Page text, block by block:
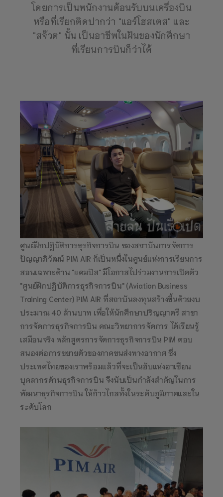
โดยการเป็นพนักงานต้อนรับบนเครื่องบิน
หรือที่เรียกติดปากว่า "แอร์โฮสเตส" และ
"สจ๊วต" นั้น เป็นอาชีพในฝันของนักศึกษา
ที่เรียนการบินก็ว่าได้
ศูนย์ฝึกปฏิบัติการธุรกิจการบิน ของสถาบันการจัดการ
ปัญญาภิวัฒน์ PIM AIR ก็เป็นหนึ่งในศูนย์แห่งการเรียนการ
สอนเฉพาะด้าน "แคมปัส" มีโอกาสไปร่วมงานการเปิดตัว
"ศูนย์ฝึกปฏิบัติการธุรกิจการบิน" (Aviation Business
Training Center) PIM AIR ที่สถาบันลงทุนสร้างขึ้นด้วยงบ
ประมาณ 40 ล้านบาท เพื่อให้นักศึกษาปริญญาตรี สาขา
การจัดการธุรกิจการบิน คณะวิทยาการจัดการ ได้เรียนรู้
เสมือนจริง หลักสูตรการจัดการธุรกิจการบิน PIM ตอบ
สนองต่อการขยายตัวของภาคขนส่งทางอากาศ ซึ่ง
ประเทศไทยของเราพร้อมแล้วที่จะเป็นฮับแห่งอาเซียน
บุคลากรด้านธุรกิจการบิน จึงนับเป็นกำลังสำคัญในการ
พัฒนาธุรกิจการบิน ให้ก้าวไกลทั้งในระดับภูมิภาคและใน
ระดับโลก